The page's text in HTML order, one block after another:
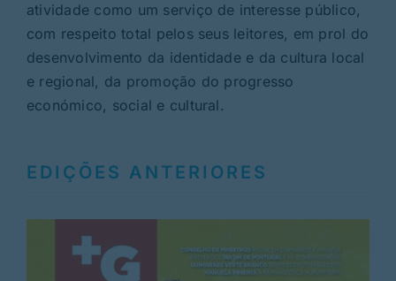
atividade como um serviço de interesse público,
com respeito total pelos seus leitores, em prol do
desenvolvimento da identidade e da cultura local
e regional, da promoção do progresso
económico, social e cultural.
EDIÇÕES ANTERIORES